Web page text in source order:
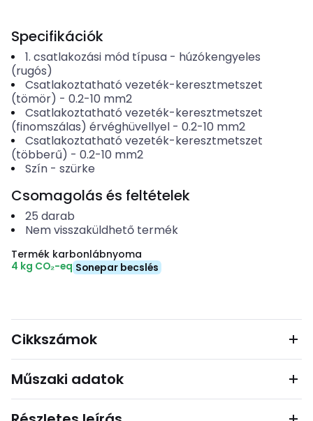
Specifikációk
1. csatlakozási mód típusa- húzókengyeles
(rugós)
Csatlakoztatható vezeték-keresztmetszet
(tömör) - 0.2-10 mm2
Csatlakoztatható vezeték-keresztmetszet
(finomszálas) érvéghüvellyel - 0.2-10 mm2
Csatlakoztatható vezeték-keresztmetszet
(többerű) - 0.2-10 mm2
Szín- szürke
Csomagolás és feltételek
25 darab
Nem visszaküldhető termék
Termék karbonlábnyoma
4 kg CO₂-eq Sonepar becslés
Cikkszámok
Műszaki adatok